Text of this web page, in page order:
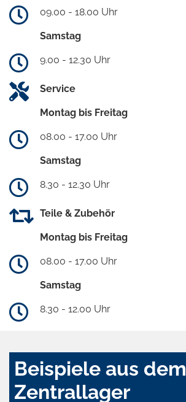
09.00 - 18.00 Uhr
Samstag
9.00 - 12.30 Uhr
Service
Montag bis Freitag
08.00 - 17.00 Uhr
Samstag
8.30 - 12.30 Uhr
Teile & Zubehör
Montag bis Freitag
08.00 - 17.00 Uhr
Samstag
8.30 - 12.00 Uhr
Beispiele aus dem
Zentrallager